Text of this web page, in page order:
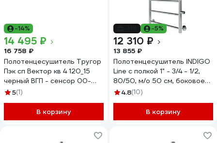
-14%
14 495 ₽
16 758 ₽
Полотенцесушитель Тругор
Пэк сп Вектор кв 4 120_15
черный ВГП - сенсор 00-
00050075
5(1)
В корзину
-5%
12 310 ₽
13 855 ₽
Полотенцесушитель INDIGO
Line с полкой 1" - 3/4 - 1/2,
80/50, м/о 50 см, боковое
подключение справа
4.8(10)
В корзину